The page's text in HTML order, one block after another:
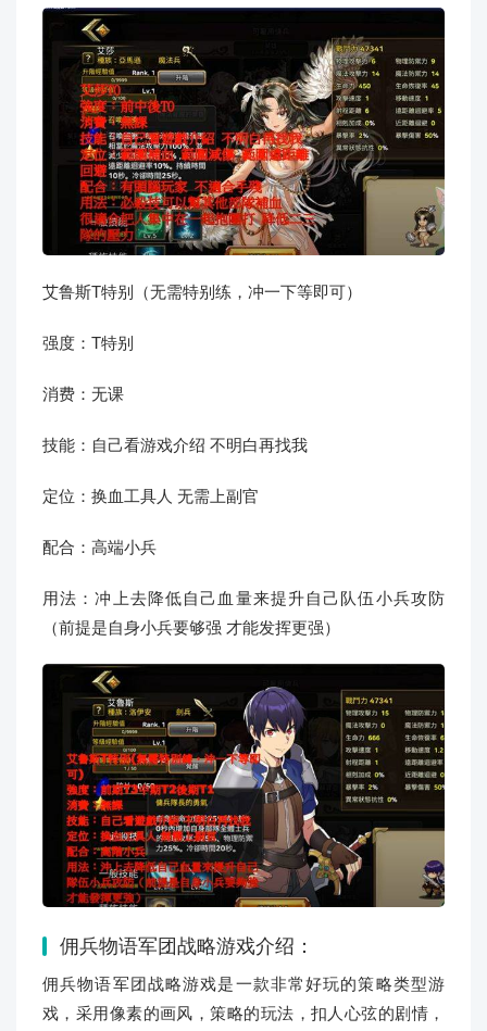
艾鲁斯T特别（无需特别练，冲一下等即可）
强度：T特别
消费：无课
技能：自己看游戏介绍 不明白再找我
定位：换血工具人 无需上副官
配合：高端小兵
用法：冲上去降低自己血量来提升自己队伍小兵攻防
（前提是自身小兵要够强 才能发挥更强）
佣兵物语军团战略游戏介绍：
佣兵物语军团战略游戏是一款非常好玩的策略类型游
戏，采用像素的画风，策略的玩法，扣人心弦的剧情，